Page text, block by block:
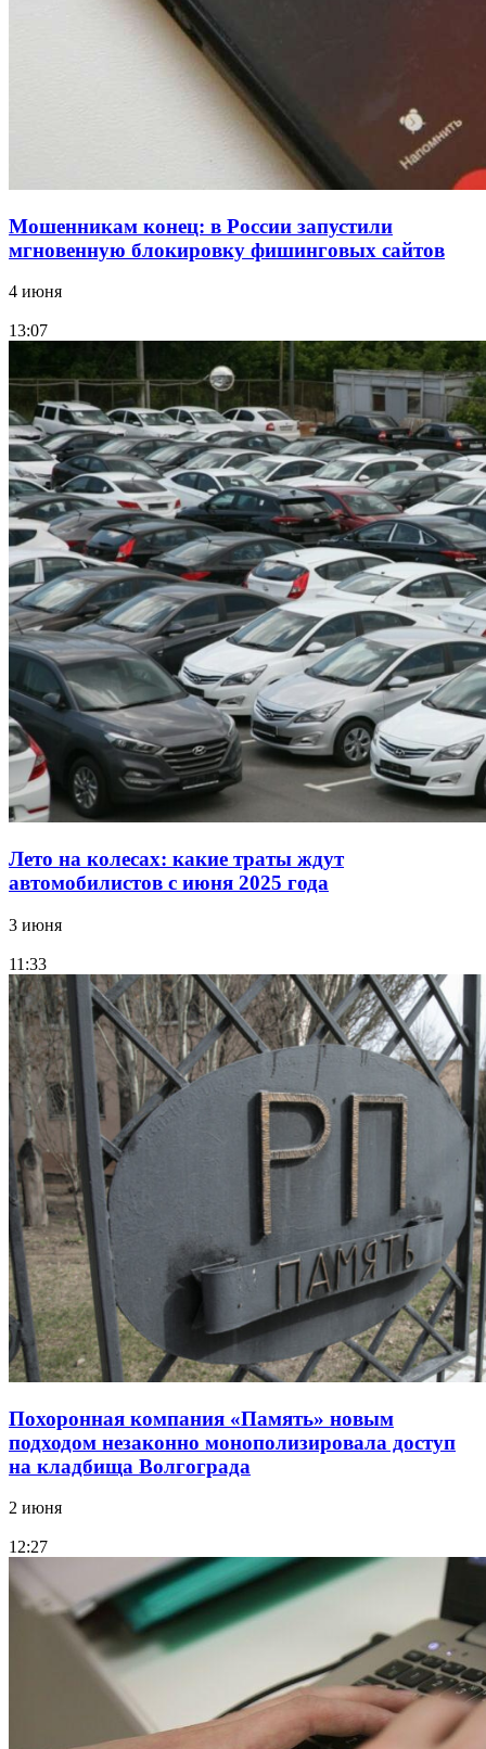
Волгоградские компании нарастили экспорт:
заключены контракты на 3,6 млн долларов
Мошенникам конец: в России запустили
мгновенную блокировку фишинговых сайтов
4 июня
13:07
Лето на колесах: какие траты ждут
автомобилистов с июня 2025 года
3 июня
11:33
Похоронная компания «Память» новым
подходом незаконно монополизировала доступ
на кладбища Волгограда
2 июня
12:27